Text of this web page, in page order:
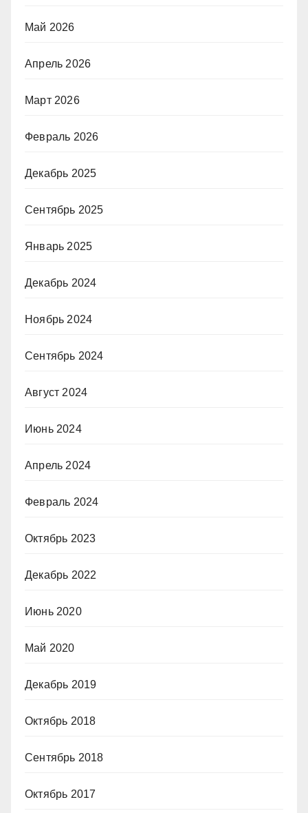
Май 2026
Апрель 2026
Март 2026
Февраль 2026
Декабрь 2025
Сентябрь 2025
Январь 2025
Декабрь 2024
Ноябрь 2024
Сентябрь 2024
Август 2024
Июнь 2024
Апрель 2024
Февраль 2024
Октябрь 2023
Декабрь 2022
Июнь 2020
Май 2020
Декабрь 2019
Октябрь 2018
Сентябрь 2018
Октябрь 2017